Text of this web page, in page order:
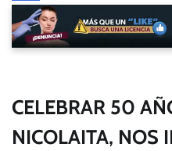
CELEBRAR 50
NICOLAITA, NOS